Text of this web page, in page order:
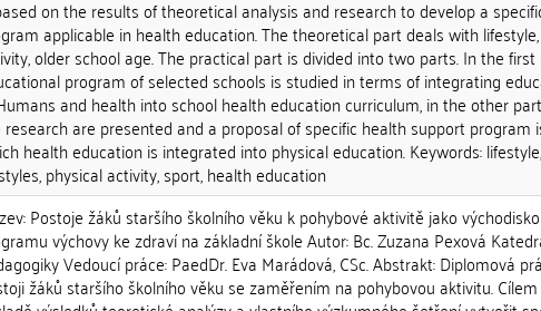
on the results of theoretical analysis and research to develop a
applicable in health education. The theoretical part deals with
older school age. The practical part is divided into two parts. In the
program of selected schools is studied in terms of integrating
and health into school health education curriculum, in the other
are presented and a proposal of specific health support program
health education is integrated into physical education. Keywords:
physical activity, sport, health education
Postoje žáků staršího školního věku k pohybové aktivitě jako
výchovy ke zdraví na základní škole Autor: Bc. Zuzana Pexová
Vedoucí práce: PaedDr. Eva Marádová, CSc. Abstrakt: Diplomová
žáků staršího školního věku se zaměřením na pohybovou aktivitu.